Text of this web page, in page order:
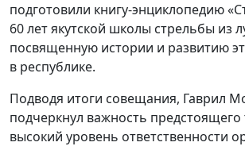
подготовили книгу-энциклопедию
60 лет якутской школы стрельбы из
посвященную истории и развитию
в республике.
Подводя итоги совещания, Гаврил
подчеркнул важность предстоящего
высокий уровень ответственности